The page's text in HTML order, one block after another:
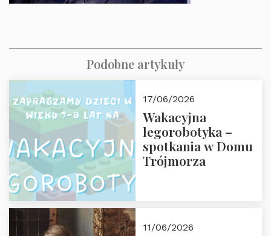
Podobne artykuły
17/06/2026
Wakacyjna
legorobotyka –
spotkania w Domu
Trójmorza
11/06/2026